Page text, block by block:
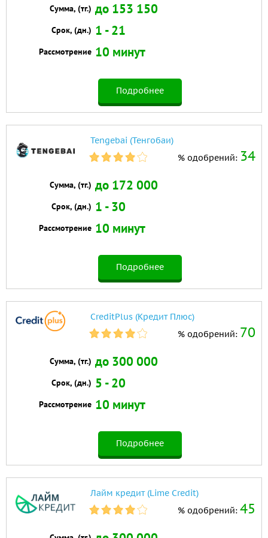
Сумма, (тг.) до 153 150
Срок, (дн.) 1 - 21
Рассмотрение 10 минут
Подробнее
Tengebai (Тенгобаи)
% одобрений: 34
Сумма, (тг.) до 172 000
Срок, (дн.) 1 - 30
Рассмотрение 10 минут
Подробнее
CreditPlus (Кредит Плюс)
% одобрений: 70
Сумма, (тг.) до 300 000
Срок, (дн.) 5 - 20
Рассмотрение 10 минут
Подробнее
Лайм кредит (Lime Credit)
% одобрений: 45